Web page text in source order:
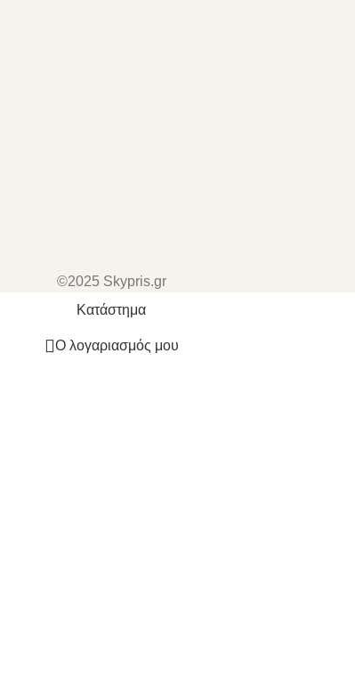
©2025 Skypris.gr
Κατάστημα
Ο λογαριασμός μου